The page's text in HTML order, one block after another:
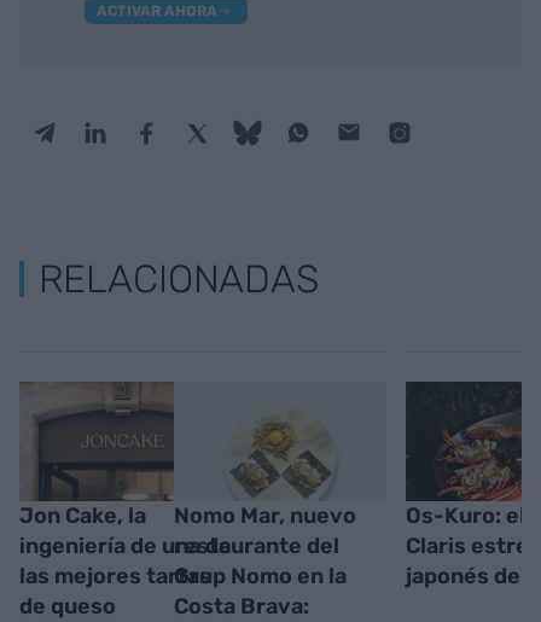
ACTIVAR AHORA
RELACIONADAS
Jon Cake, la
ingeniería de una de
las mejores tartas
de queso
Nomo Mar, nuevo
restaurante del
Grup Nomo en la
Costa Brava:
Os-Kuro: el
Claris
japonés de